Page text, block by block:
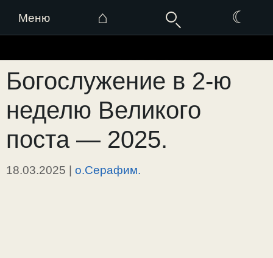
Меню ⌂ ☾
к
содержимому
Богослужение в 2-ю
неделю Великого
поста — 2025.
18.03.2025 | о.Серафим.